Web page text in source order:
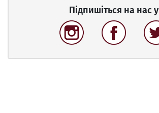
Підпишіться на нас у